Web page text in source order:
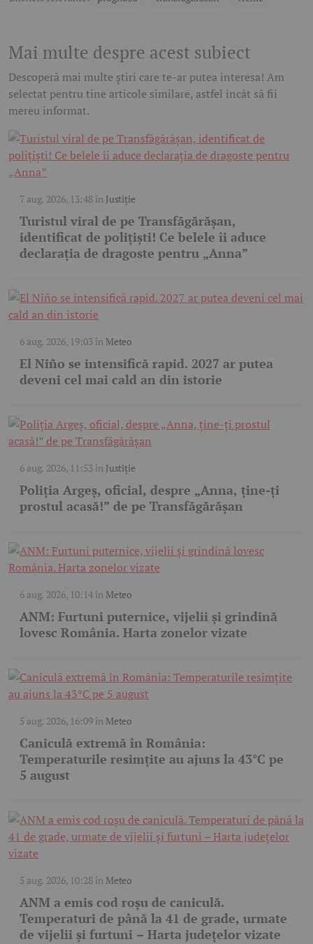
Mai multe despre acest subiect
Descoperă mai multe știri care te-ar putea interesa! Am
selectat pentru tine articole similare, astfel încât să fii
mereu informat.
7 aug. 2026, 13:48în Justiție
Turistul viral de pe Transfăgărășan,
identificat de polițiști! Ce belele îi aduce
declarația de dragoste pentru „Anna”
6 aug. 2026, 19:03în Meteo
El Niño se intensifică rapid. 2027 ar putea
deveni cel mai cald an din istorie
6 aug. 2026, 11:53în Justiție
Poliția Argeș, oficial, despre „Anna, ține-ți
prostul acasă!” de pe Transfăgărășan
6 aug. 2026, 10:14în Meteo
ANM: Furtuni puternice, vijelii și grindină
lovesc România. Harta zonelor vizate
5 aug. 2026, 16:09în Meteo
Caniculă extremă în România:
Temperaturile resimțite au ajuns la 43°C pe
5 august
5 aug. 2026, 10:28în Meteo
ANM a emis cod roșu de caniculă.
Temperaturi de până la 41 de grade, urmate
de vijelii și furtuni – Harta județelor vizate